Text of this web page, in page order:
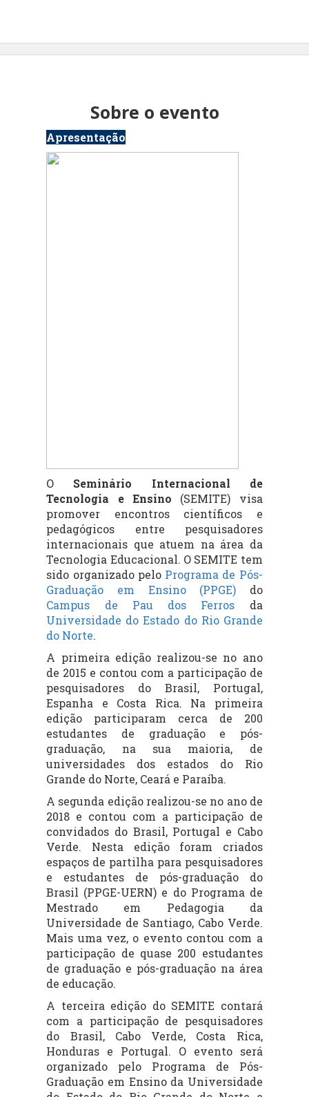
Sobre o evento
Apresentação
O Seminário Internacional de
Tecnologia e Ensino (SEMITE) visa
promover encontros científicos e
pedagógicos entre pesquisadores
internacionais que atuem na área da
Tecnologia Educacional. O SEMITE tem
sido organizado pelo Programa de Pós-
Graduação em Ensino (PPGE) do
Campus de Pau dos Ferros da
Universidade do Estado do Rio Grande
do Norte.
A primeira edição realizou-se no ano
de 2015 e contou com a participação de
pesquisadores do Brasil, Portugal,
Espanha e Costa Rica. Na primeira
edição participaram cerca de 200
estudantes de graduação e pós-
graduação, na sua maioria, de
universidades dos estados do Rio
Grande do Norte, Ceará e Paraíba.
A segunda edição realizou-se no ano de
2018 e contou com a participação de
convidados do Brasil, Portugal e Cabo
Verde. Nesta edição foram criados
espaços de partilha para pesquisadores
e estudantes de pós-graduação do
Brasil (PPGE-UERN) e do Programa de
Mestrado em Pedagogia da
Universidade de Santiago, Cabo Verde.
Mais uma vez, o evento contou com a
participação de quase 200 estudantes
de graduação e pós-graduação na área
de educação.
A terceira edição do SEMITE contará
com a participação de pesquisadores
do Brasil, Cabo Verde, Costa Rica,
Honduras e Portugal. O evento será
organizado pelo Programa de Pós-
Graduação em Ensino da Universidade